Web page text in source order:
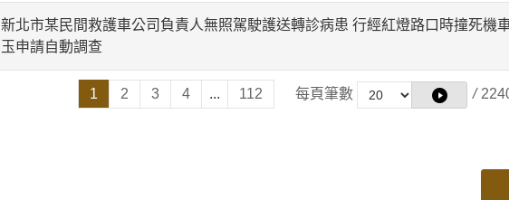
新北市某民間救護車公司負責人無照駕駛護送轉診病患 行經紅燈路口時撞死
玉申請自動調查
1 2 3 4 ... 112 每頁筆數 /